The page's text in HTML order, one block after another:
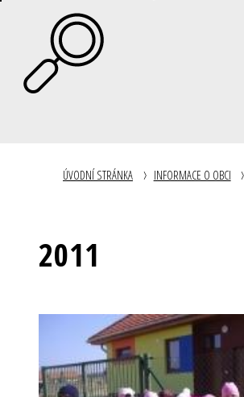
ÚVODNÍ STRÁNKA INFORMACE O OBCI
2011